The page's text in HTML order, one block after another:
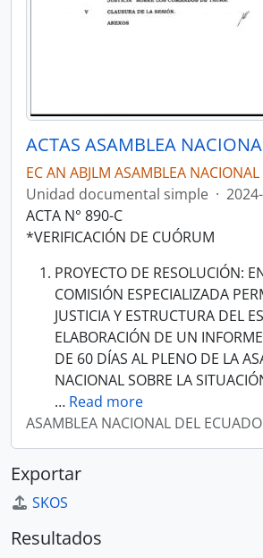
EC AN ABJLM ASAMBLEA
Unidad documental simple ·
ACTA N° 890-C
*VERIFICACIÓN DE CUÓRUM
PROYECTO DE RESOLUCIÓN:
COMISIÓN ESPECIALIZADA
JUSTICIA Y ESTRUCTURA DEL
ELABORACIÓN DE UN
DE 60 DÍAS AL PLENO DE LA
NACIONAL SOBRE LA
… Read more
ASAMBLEA NACIONAL DEL
Exportar
SKOS
Resultados